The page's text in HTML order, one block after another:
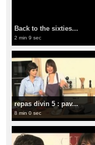
Back to the sixties...
2 min 9 sec
repas divin 5 : pav...
8 min 0 sec